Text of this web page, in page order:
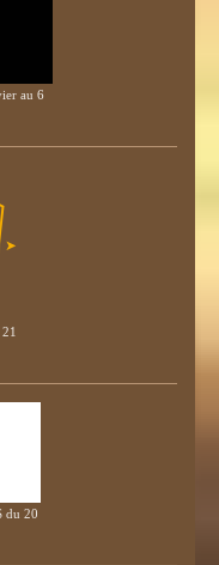
au 6
du 20